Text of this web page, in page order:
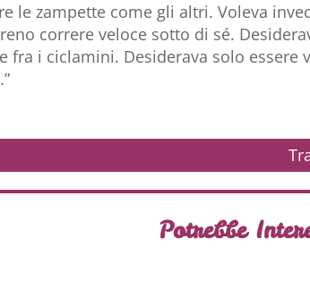
le zampette come gli altri. Voleva
correre veloce sotto di sé.
fra i ciclamini. Desiderava solo essere
Potrebbe